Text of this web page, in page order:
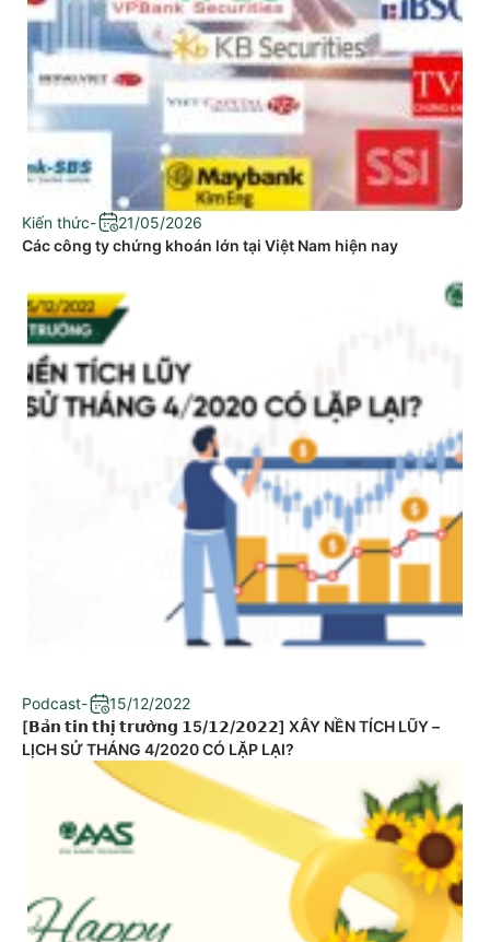
Kiến thức-
21/05/2026
Các công ty chứng khoán lớn tại Việt Nam hiện nay
Podcast-
15/12/2022
[𝗕𝗮̉𝗻 𝘁𝗶𝗻 𝘁𝗵𝗶̣ 𝘁𝗿𝘂̛𝗼̛̀𝗻𝗴 𝟭5/𝟭𝟮/𝟮𝟬𝟮𝟮] XÂY NỀN TÍCH LŨY –
LỊCH SỬ THÁNG 4/2020 CÓ LẶP LẠI?